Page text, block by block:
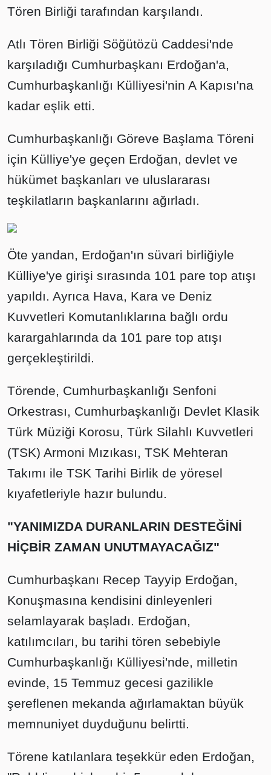
Tören Birliği tarafından karşılandı.
Atlı Tören Birliği Söğütözü Caddesi'nde
karşıladığı Cumhurbaşkanı Erdoğan'a,
Cumhurbaşkanlığı Külliyesi'nin A Kapısı'na
kadar eşlik etti.
Cumhurbaşkanlığı Göreve Başlama Töreni
için Külliye'ye geçen Erdoğan, devlet ve
hükümet başkanları ve uluslararası
teşkilatların başkanlarını ağırladı.
Öte yandan, Erdoğan'ın süvari birliğiyle
Külliye'ye girişi sırasında 101 pare top atışı
yapıldı. Ayrıca Hava, Kara ve Deniz
Kuvvetleri Komutanlıklarına bağlı ordu
karargahlarında da 101 pare top atışı
gerçekleştirildi.
Törende, Cumhurbaşkanlığı Senfoni
Orkestrası, Cumhurbaşkanlığı Devlet Klasik
Türk Müziği Korosu, Türk Silahlı Kuvvetleri
(TSK) Armoni Mızıkası, TSK Mehteran
Takımı ile TSK Tarihi Birlik de yöresel
kıyafetleriyle hazır bulundu.
"YANIMIZDA DURANLARIN DESTEĞİNİ
HİÇBİR ZAMAN UNUTMAYACAĞIZ"
Cumhurbaşkanı Recep Tayyip Erdoğan,
Konuşmasına kendisini dinleyenleri
selamlayarak başladı. Erdoğan,
katılımcıları, bu tarihi tören sebebiyle
Cumhurbaşkanlığı Külliyesi'nde, milletin
evinde, 15 Temmuz gecesi gazilikle
şereflenen mekanda ağırlamaktan büyük
memnuniyet duyduğunu belirtti.
Törene katılanlara teşekkür eden Erdoğan,